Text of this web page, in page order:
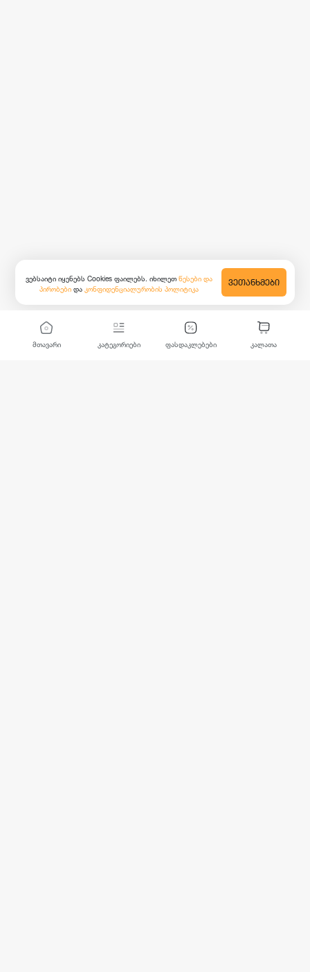
მთავარი კატეგორიები ფასდაკლებები კალათა
ვებსაიტი იყენებს Cookies ფაილებს. იხილეთ წესები და
პირობები და კონფიდენციალურობის პოლიტიკა
ᲕᲔᲗᲐᲜᲮᲛᲔᲑᲘ